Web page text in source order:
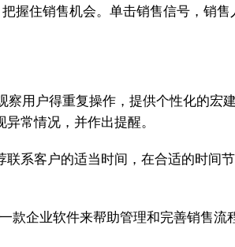
握住销售机会。单击销售信号，销
用户得重复操作，提供个性化的宏
常情况，并作出提醒。
系客户的适当时间，在合适的时间
款企业软件来帮助管理和完善销售流